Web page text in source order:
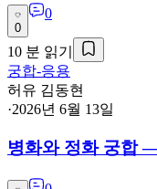
0
0
10 분 읽기
궁합-응용
허유 김동현
·2026년 6월 13일
병화와 정화 궁합